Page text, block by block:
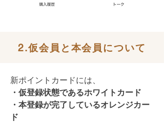
2.仮会員と本会員について
新ポイントカードには、
・仮登録状態であるホワイトカード
・本登録が完了しているオレンジカー
ド